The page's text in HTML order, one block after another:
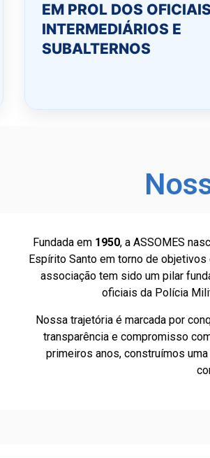
EM PROL DOS
INTERMEDIÁRIOS E
SUBALTERNOS
Fundada em 1950, a ASSOMES
Espírito Santo em torno de
associação tem sido um pilar
oficiais da Polícia
Nossa trajetória é marcada por
transparência e compromisso
primeiros anos, construímos